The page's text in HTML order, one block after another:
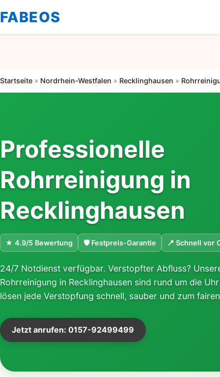
FABEOS
Startseite » Nordrhein-Westfalen » Recklinghausen »
Professionelle
Rohrreinigung in
Recklinghausen
★ 4.9/5 Bewertung 🛡 Festpreis-Garantie 📍 Schnell vor
24/7 Notdienst verfügbar. Verstopfter Abfluss?
Rohrreinigung in Recklinghausen sind rund um die
lösen jede Verstopfung schnell, sauber und zum
Jetzt anrufen: 0157-92499499